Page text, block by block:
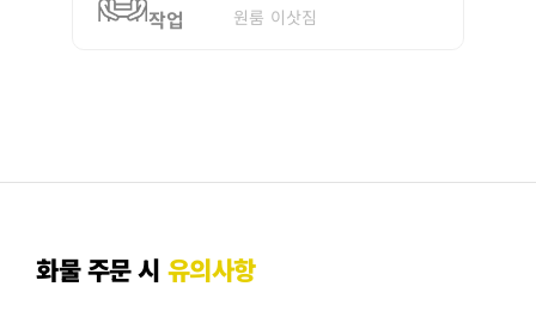
작업
원룸 이삿짐
화물 주문 시 유의사항